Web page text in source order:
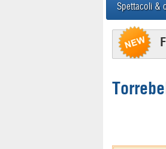
Spettacoli &